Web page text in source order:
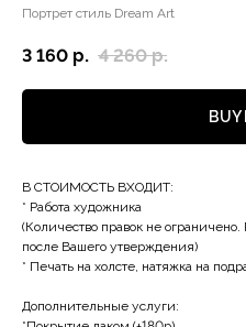
Портрет стиль Dream Art
3 160 р. 4 260 р.
BUY
В СТОИМОСТЬ ВХОДИТ:
* Работа художника
(Количество правок не ограничено.
после Вашего утверждения)
* Печать на холсте, натяжка на
Дополнительные услуги: